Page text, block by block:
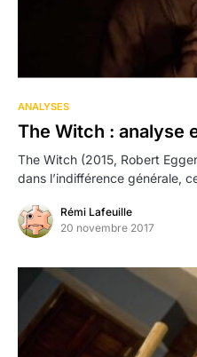
ANALYSES
The Witch : analyse
The Witch (2015, Robert
dans l’indifférence générale,
Rémi Lafeuille
20 novembre 2017